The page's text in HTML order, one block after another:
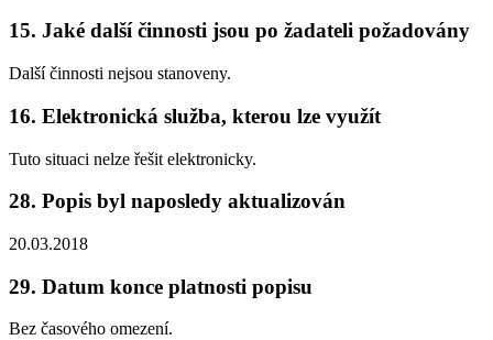
15. Jaké další činnosti jsou po žadateli požadovány
Další činnosti nejsou stanoveny.
16. Elektronická služba, kterou lze využít
Tuto situaci nelze řešit elektronicky.
28. Popis byl naposledy aktualizován
20.03.2018
29. Datum konce platnosti popisu
Bez časového omezení.